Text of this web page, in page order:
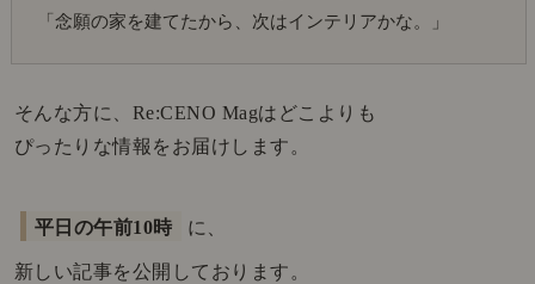
「念願の家を建てたから、次はインテリアかな。」
そんな方に、Re:CENO Magはどこよりも
ぴったりな情報をお届けします。
平日の午前10時 に、
新しい記事を公開しております。